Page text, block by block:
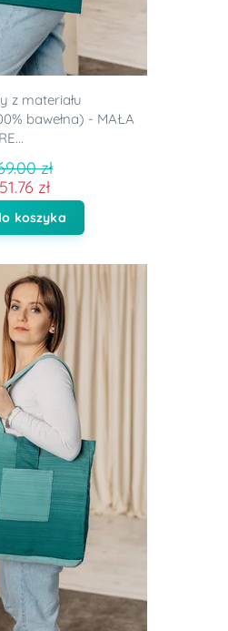
z materiału
bawełna) - MAŁA
zł
51.76 zł
koszyka